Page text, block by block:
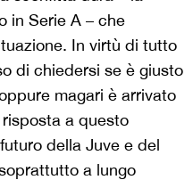
in Serie A – che
In virtù di tutto
di chiedersi se è giusto
magari è arrivato
a questo
della Juve e del
a lungo